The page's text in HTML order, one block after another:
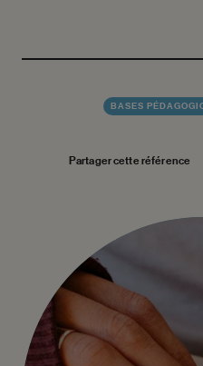
BASES
Partager cette référence